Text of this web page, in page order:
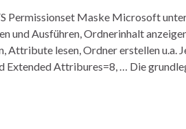
Permissionset Maske Microsoft
und Ausführen, Ordnerinhalt
Attribute lesen, Ordner erstellen
Extended Attribures=8, … Die